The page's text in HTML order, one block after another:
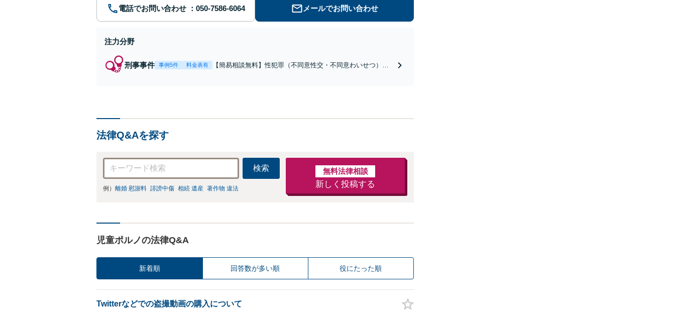
電話でお問い合わせ メールでお問い合わせ
注力分野
刑事事件 事例5件 料金表有
【簡易相談無料】性犯罪（不同意性交・不同意わいせつ）・
法律Q&Aを探す
検索
例） 離婚 慰謝料 誹謗中傷 相続 遺産 著作物 違法
無料法律相談
新しく投稿する
児童ポルノの法律Q&A
新着順 回答数が多い順 役にたった順
Twitterなどでの盗撮動画の購入について